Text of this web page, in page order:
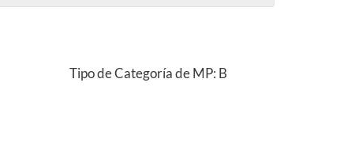
Tipo de Categoría de MP: B